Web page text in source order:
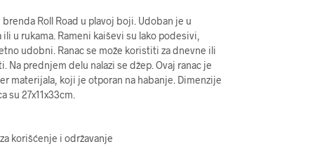
Roll Road u plavoj boji. Udoban je u
u rukama. Rameni kaiševi su lako podesivi,
udobni. Ranac se može koristiti za dnevne ili
Na prednjem delu nalazi se džep. Ovaj ranac je
materijala, koji je otporan na habanje. Dimenzije
su 27x11x33cm.
korišćenje i održavanje